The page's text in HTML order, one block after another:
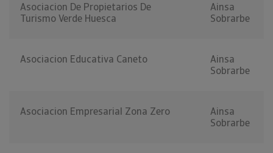
Asociacion De Propietarios De
Turismo Verde Huesca
Ainsa
Sobrarbe
Asociacion Educativa Caneto
Ainsa
Sobrarbe
Asociacion Empresarial Zona Zero
Ainsa
Sobrarbe